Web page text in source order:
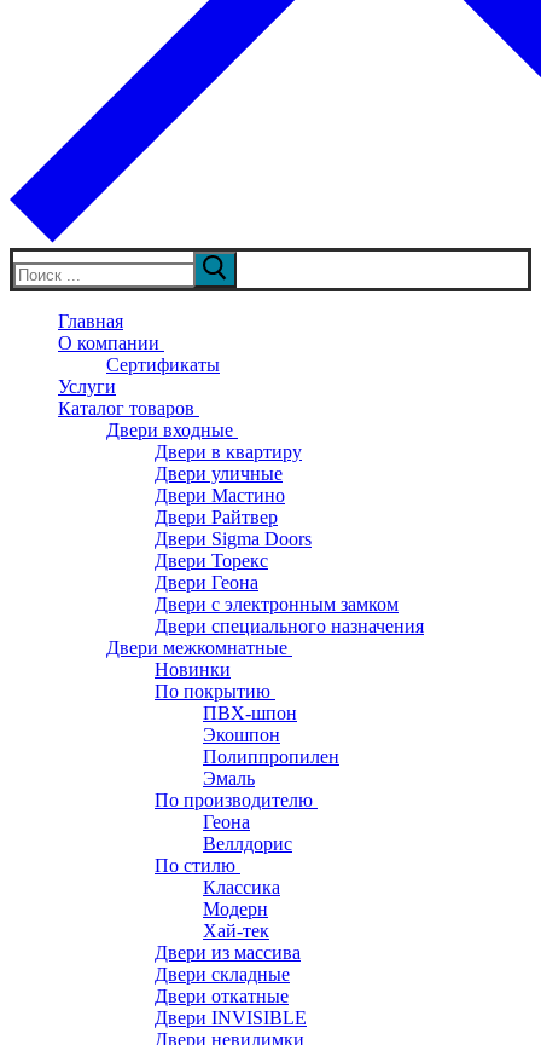
Искать:
Главная
О компании
Сертификаты
Услуги
Каталог товаров
Двери входные
Двери в квартиру
Двери уличные
Двери Мастино
Двери Райтвер
Двери Sigma Doors
Двери Торекс
Двери Геона
Двери с электронным замком
Двери специального назначения
Двери межкомнатные
Новинки
По покрытию
ПВХ-шпон
Экошпон
Полиппропилен
Эмаль
По производителю
Геона
Веллдорис
По стилю
Классика
Модерн
Хай-тек
Двери из массива
Двери складные
Двери откатные
Двери INVISIBLE
Двери невидимки